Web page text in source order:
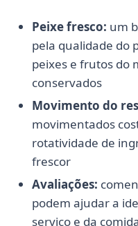
Peixe fresco: um
pela qualidade do
peixes e frutos do
conservados
Movimento do
movimentados
rotatividade de
frescor
Avaliações:
podem ajudar a
serviço e da